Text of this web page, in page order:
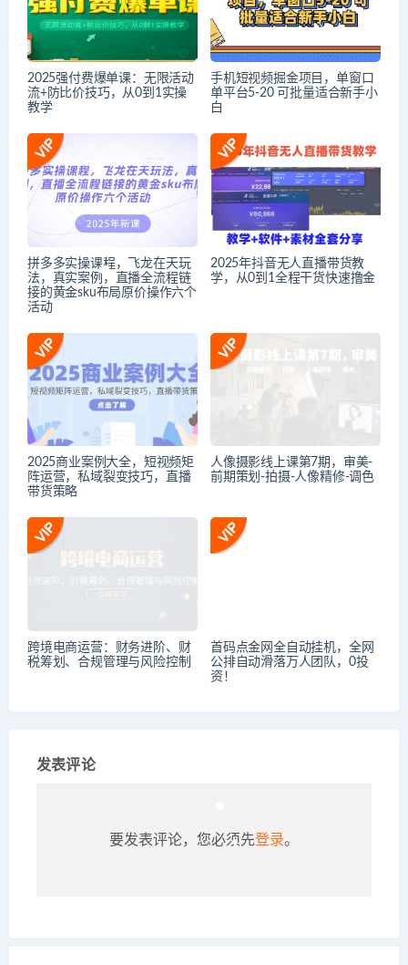
2025强付费爆单课：无限活动
流+防比价技巧，从0到1实操
教学
手机短视频掘金项目，单窗口
单平台5-20 可批量适合新手小
白
拼多多实操课程，飞龙在天玩
法，真实案例，直播全流程链
接的黄金sku布局原价操作六个
活动
2025年抖音无人直播带货教
学，从0到1全程干货快速撸金
2025商业案例大全，短视频矩
阵运营，私域裂变技巧，直播
带货策略
人像摄影线上课第7期，审美-
前期策划-拍摄-人像精修-调色
跨境电商运营：财务进阶、财
税筹划、合规管理与风险控制
首码点金网全自动挂机，全网
公排自动滑落万人团队，0投
资！
发表评论
要发表评论，您必须先登录。